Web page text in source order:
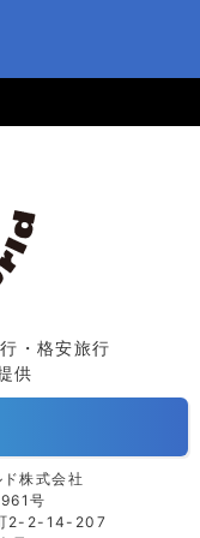
・格安旅行
供
株式会社
号
2-2-14-207